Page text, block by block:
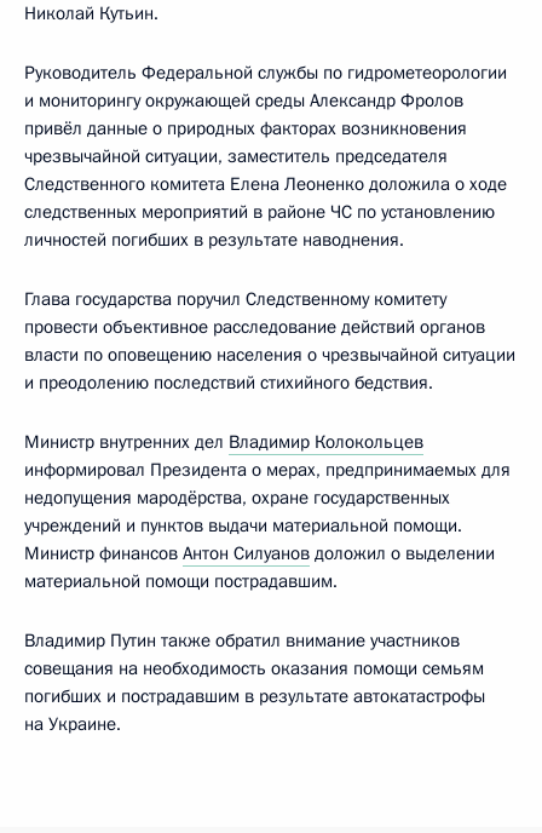
Николай Кутьин.
Руководитель Федеральной службы по гидрометеорологии
и мониторингу окружающей среды Александр Фролов
привёл данные о природных факторах возникновения
чрезвычайной ситуации, заместитель председателя
Следственного комитета Елена Леоненко доложила о ходе
следственных мероприятий в районе ЧС по установлению
личностей погибших в результате наводнения.
Глава государства поручил Следственному комитету
провести объективное расследование действий органов
власти по оповещению населения о чрезвычайной ситуации
и преодолению последствий стихийного бедствия.
Министр внутренних дел Владимир Колокольцев
информировал Президента о мерах, предпринимаемых для
недопущения мародёрства, охране государственных
учреждений и пунктов выдачи материальной помощи.
Министр финансов Антон Силуанов доложил о выделении
материальной помощи пострадавшим.
Владимир Путин также обратил внимание участников
совещания на необходимость оказания помощи семьям
погибших и пострадавшим в результате автокатастрофы
на Украине.